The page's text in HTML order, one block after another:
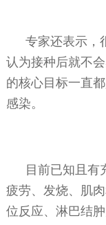
专家还表示，
认为接种后就不
的核心目标一直
感染。
目前已知且有
疲劳、发烧、肌
位反应、淋巴结